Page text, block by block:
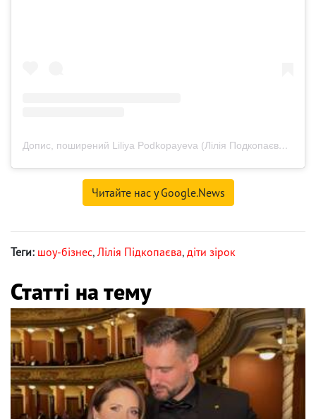
Допис, поширений Liliya Podkopayeva (Лілія Подкопаєва)OLY (@podkopayeva_official)
Читайте нас у Google.News
Теги: шоу-бізнес, Лілія Підкопаєва, діти зірок
Статті на тему